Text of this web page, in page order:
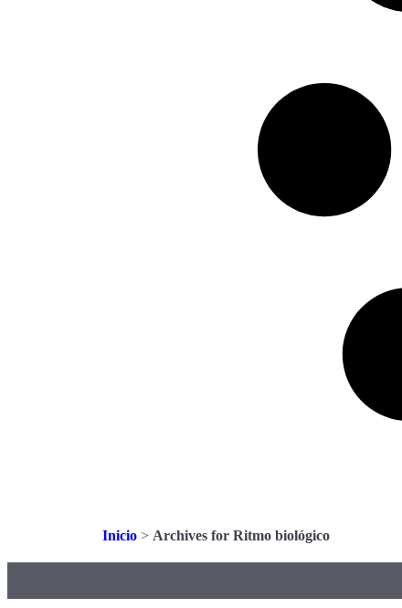
Inicio > Archives for Ritmo biológico